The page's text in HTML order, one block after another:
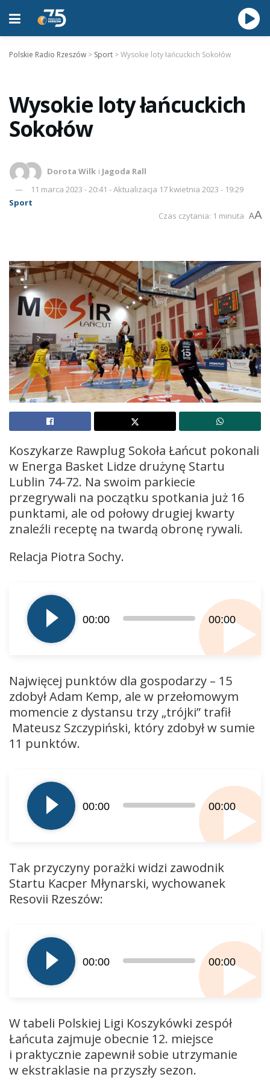
Polskie Radio Rzeszów > Sport >Wysokie loty łańcuckich Sokołów
Wysokie loty łańcuckich
Sokołów
Dorota Wilk i Jagoda Rall
11 marca 2023 - 20:41 - Aktualizacja 17 kwietnia 2023 - 19:29
Sport
Czas czytania: 1 minuta AA
Koszykarze Rawplug Sokoła Łańcut pokonali
w Energa Basket Lidze drużynę Startu
Lublin 74-72. Na swoim parkiecie
przegrywali na początku spotkania już 16
punktami, ale od połowy drugiej kwarty
znaleźli receptę na twardą obronę rywali.
Relacja Piotra Sochy.
plików
dźwiękowych
00:00 00:00
Najwięcej punktów dla gospodarzy – 15
zdobył Adam Kemp, ale w przełomowym
momencie z dystansu trzy „trójki” trafił
Mateusz Szczypiński, który zdobył w sumie
11 punktów.
plików
dźwiękowych
00:00 00:00
Tak przyczyny porażki widzi zawodnik
Startu Kacper Młynarski, wychowanek
Resovii Rzeszów:
plików
dźwiękowych
00:00 00:00
W tabeli Polskiej Ligi Koszykówki zespół
Łańcuta zajmuje obecnie 12. miejsce
i praktycznie zapewnił sobie utrzymanie
w ekstraklasie na przyszły sezon.